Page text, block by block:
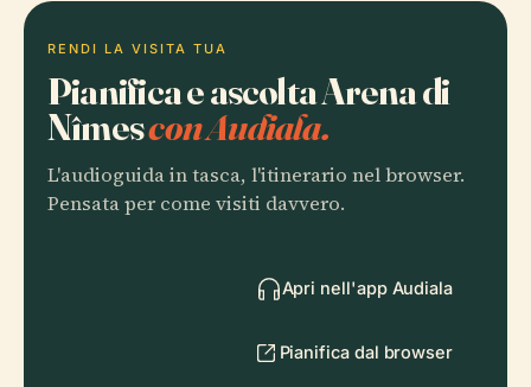
RENDI LA VISITA TUA
Pianifica e ascolta Arena di
Nîmescon Audiala.
L'audioguida in tasca, l'itinerario nel browser.
Pensata per come visiti davvero.
Apri nell'app Audiala
Pianifica dal browser